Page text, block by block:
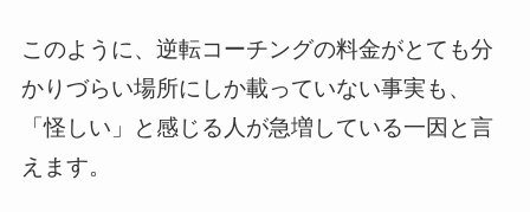
このように、逆転コーチングの料金がとても分
かりづらい場所にしか載っていない事実も、
「怪しい」と感じる人が急増している一因と言
えます。